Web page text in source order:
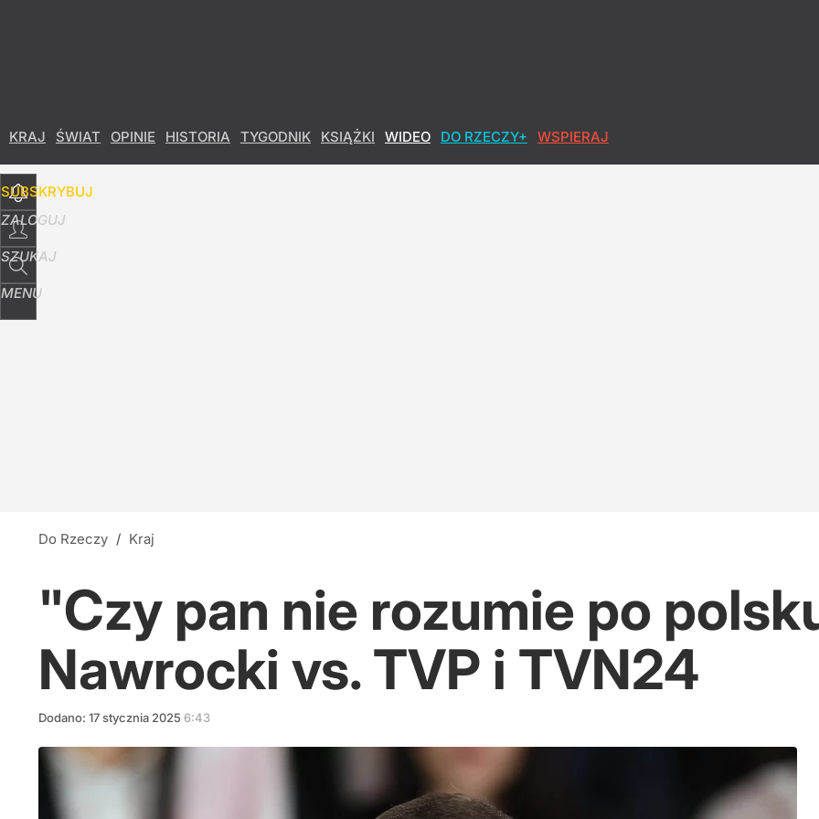
KRAJ ŚWIAT OPINIE HISTORIA TYGODNIK KSIĄŻKI WIDEO DO RZECZY+ WSPIERAJ
SUBSKRYBUJ
ZALOGUJ
SZUKAJ
MENU
Do Rzeczy / Kraj
"Czy pan nie rozumie po
Nawrocki vs. TVP i TVN24
Dodano: 17stycznia 2025 6:43